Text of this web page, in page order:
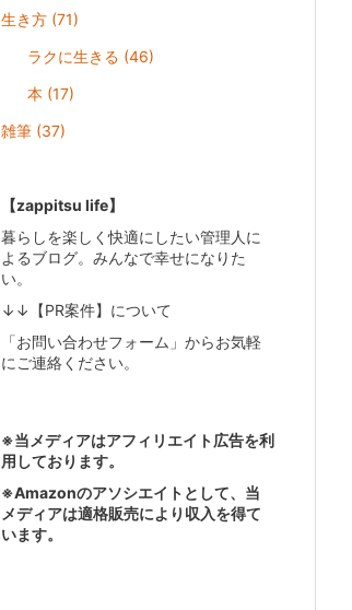
生き方 (71)
ラクに生きる (46)
本 (17)
雑筆 (37)
【zappitsu life】
暮らしを楽しく快適にしたい管理人に
よるブログ。みんなで幸せになりた
い。
↓↓【PR案件】について
「お問い合わせフォーム」からお気軽
にご連絡ください。
※当メディアはアフィリエイト広告を利
用しております。
※Amazonのアソシエイトとして、当
メディアは適格販売により収入を得て
います。